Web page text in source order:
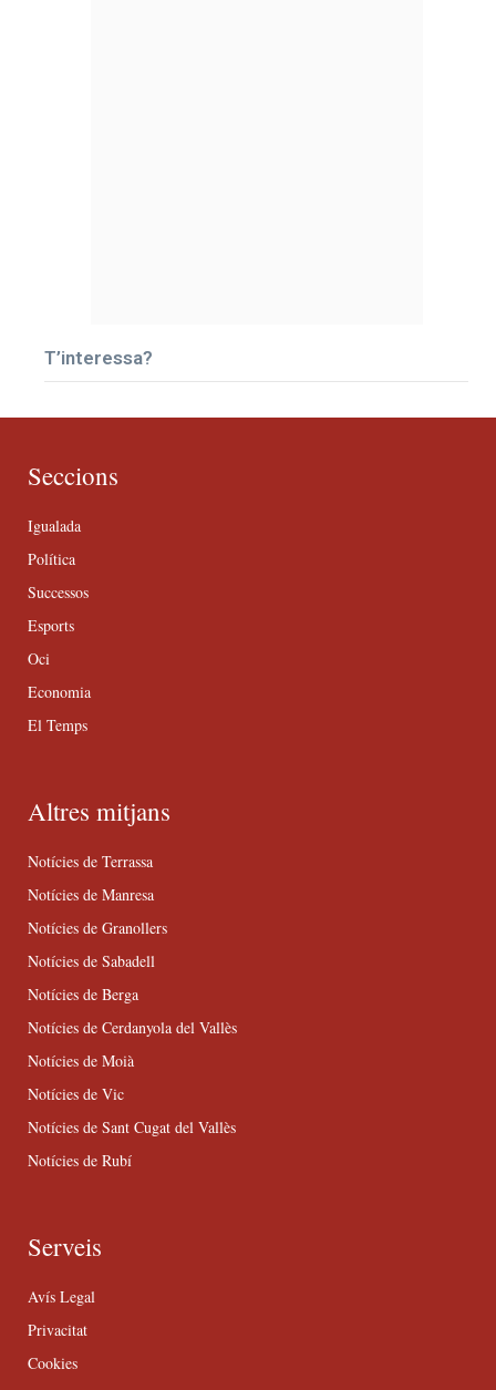
T’interessa?
Seccions
Igualada
Política
Successos
Esports
Oci
Economia
El Temps
Altres mitjans
Notícies de Terrassa
Notícies de Manresa
Notícies de Granollers
Notícies de Sabadell
Notícies de Berga
Notícies de Cerdanyola del Vallès
Notícies de Moià
Notícies de Vic
Notícies de Sant Cugat del Vallès
Notícies de Rubí
Serveis
Avís Legal
Privacitat
Cookies